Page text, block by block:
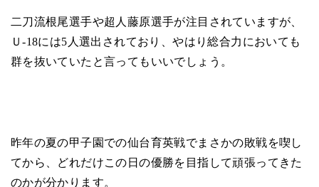
二刀流根尾選手や超人藤原選手が注目されていますが、
Ｕ-18には5人選出されており、やはり総合力においても
群を抜いていたと言ってもいいでしょう。
昨年の夏の甲子園での仙台育英戦でまさかの敗戦を喫し
てから、どれだけこの日の優勝を目指して頑張ってきた
のかが分かります。